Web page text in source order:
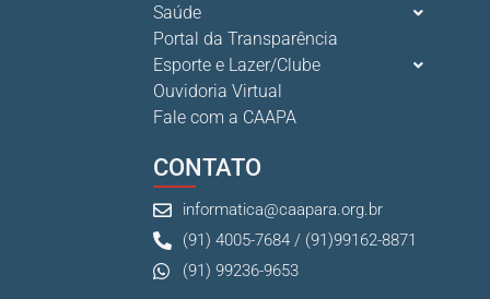
Saúde
Portal da Transparência
Esporte e Lazer/Clube
Ouvidoria Virtual
Fale com a CAAPA
CONTATO
informatica@caapara.org.br
(91) 4005-7684 / (91)99162-8871
(91) 99236-9653